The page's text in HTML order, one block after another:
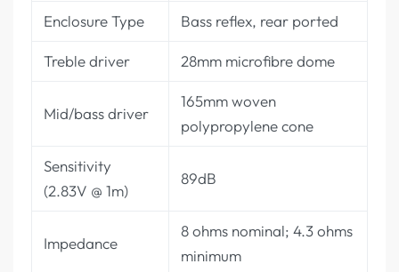
Enclosure Type Bass reflex, rear ported
Treble driver 28mm microfibre dome
Mid/bass driver
165mm woven
polypropylene cone
Sensitivity
(2.83V @ 1m)
89dB
Impedance
8 ohms nominal; 4.3 ohms
minimum